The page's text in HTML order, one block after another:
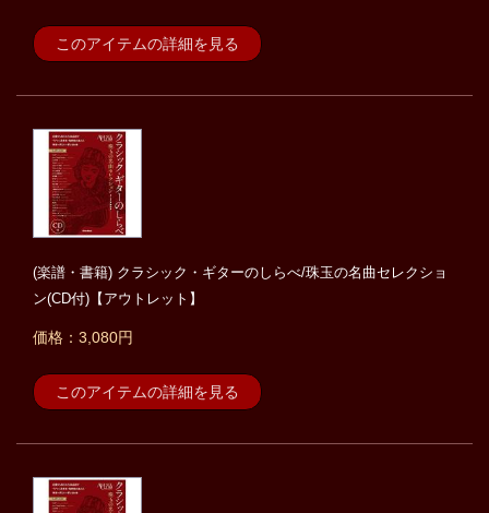
このアイテムの詳細を見る
(楽譜・書籍) クラシック・ギターのしらべ/珠玉の名曲セレクショ
ン(CD付)【アウトレット】
価格：3,080円
このアイテムの詳細を見る